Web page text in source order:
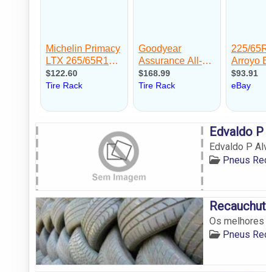
Edvaldo
Edvaldo P
Pneus
Os
Pneus